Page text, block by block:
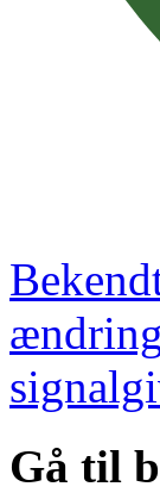
Gå til